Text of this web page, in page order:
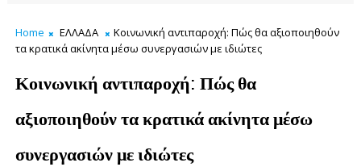
Home ΕΛΛΑΔΑ
Κοινωνική αντιπαροχή: Πώς θα αξιοποιηθούν
τα κρατικά ακίνητα μέσω συνεργασιών με ιδιώτες
Κοινωνική αντιπαροχή: Πώς θα
αξιοποιηθούν τα κρατικά ακίνητα μέσω
συνεργασιών με ιδιώτες